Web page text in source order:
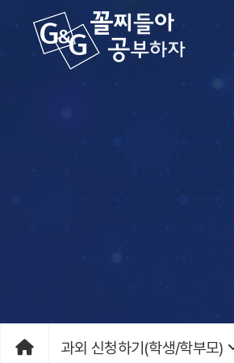
과외 신청하기(학생/학부모)